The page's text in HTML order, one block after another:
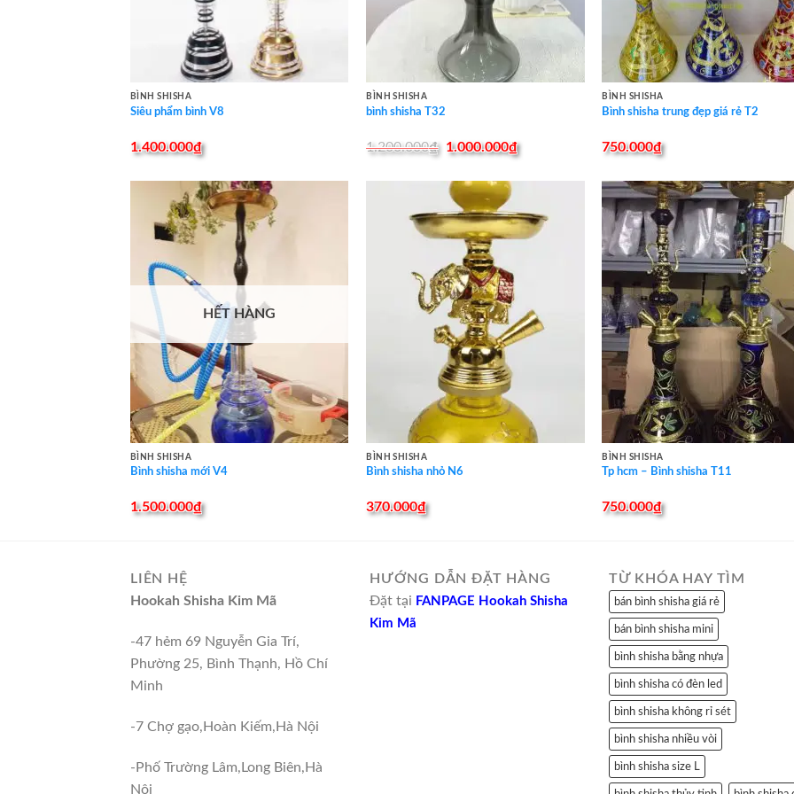
BÌNH SHISHA
Siêu phẩm bình V8
1.400.000₫
BÌNH SHISHA
bình shisha T32
1.200.000₫
Original
price
1.200.000₫.
1.000.000₫Current
price
BÌNH SHISHA
Bình shisha trung đẹp giá rẻ T2
750.000₫
HẾT HÀNG
BÌNH SHISHA
Bình shisha mới V4
1.500.000₫
BÌNH SHISHA
Bình shisha nhỏ N6
370.000₫
BÌNH SHISHA
Tp hcm – Bình shisha T11
750.000₫
LIÊN HỆ
Hookah Shisha Kim Mã
-47 hẻm 69 Nguyễn Gia Trí,
Phường 25, Bình Thạnh, Hồ Chí
Minh
-7 Chợ gạo,Hoàn Kiếm,Hà Nội
-Phố Trường Lâm,Long Biên,Hà
Nội
HƯỚNG DẪN ĐẶT HÀNG
Đặt tại FANPAGE Hookah Shisha
Kim Mã
TỪ KHÓA HAY TÌM
bán bình shisha giá rẻ
bán bình shisha mini
bình shisha bằng nhựa
bình shisha có đèn led
bình shisha không rỉ sét
bình shisha nhiều vòi
bình shisha size L